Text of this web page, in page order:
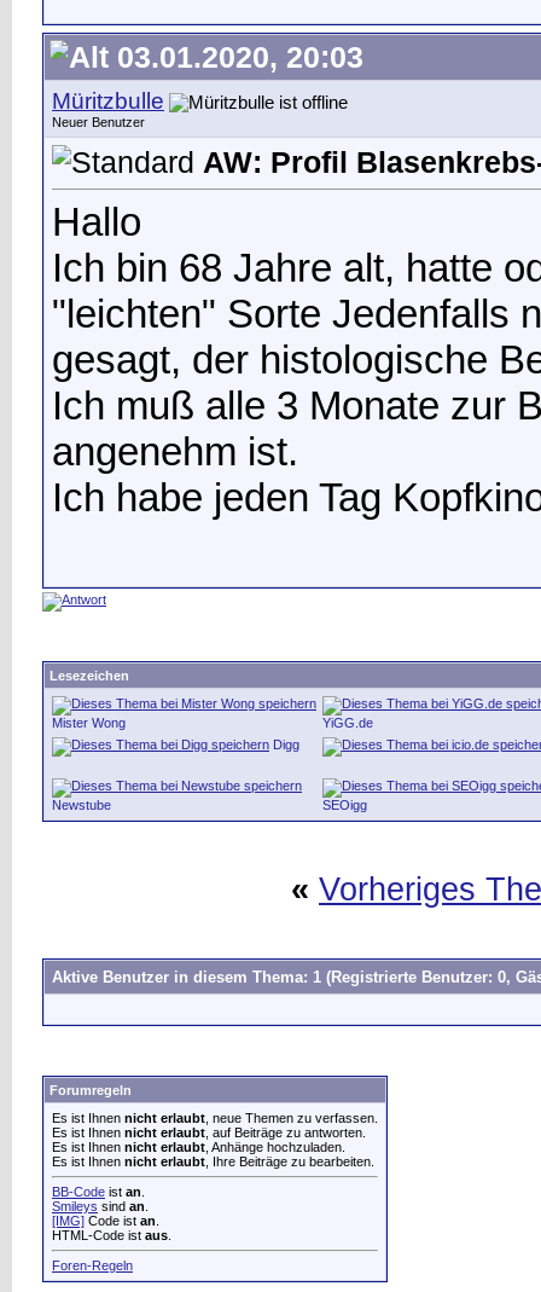
03.01.2020, 20:03
Müritzbulle
Neuer Benutzer
AW: Profil
Hallo
Ich bin 68 Jahre alt, hatte
"leichten" Sorte Jedenfalls
gesagt, der histologische
Ich muß alle 3 Monate zur
angenehm ist.
Ich habe jeden Tag
Lesezeichen
Mister Wong
YiGG.de
Digg
Newstube SEOigg
« Vorheriges
Aktive Benutzer in diesem Thema: 1 (Registrierte Benutzer: 0,
Forumregeln
Es ist Ihnen nicht erlaubt , neue Themen zu verfassen.
Es ist Ihnen nicht erlaubt , auf Beiträge zu antworten.
Es ist Ihnen nicht erlaubt , Anhänge hochzuladen.
Es ist Ihnen nicht erlaubt , Ihre Beiträge zu bearbeiten.
BB-Code ist an
Smileys sind an
[IMG] Code ist an
HTML-Code ist aus
Foren-Regeln